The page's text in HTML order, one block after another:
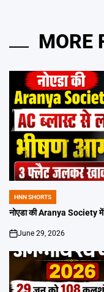
MORE
POSTED
IN
HNN SHORTS
नोएडा की Aranya Society
on
June 29, 2026